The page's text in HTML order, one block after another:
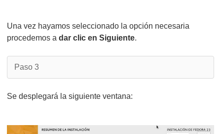
Una vez hayamos seleccionado la opción necesaria
procedemos a dar clic en Siguiente.
Paso 3
Se desplegará la siguiente ventana: